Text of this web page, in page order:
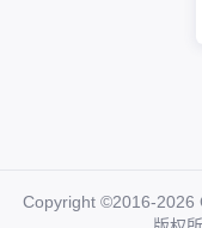
Copyright ©2016-2026